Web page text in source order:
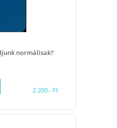
normálisak?
2 200.- Ft